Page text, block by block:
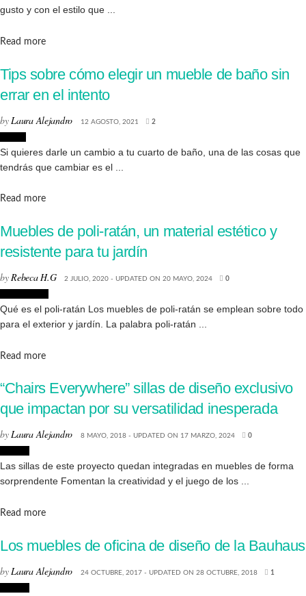
gusto y con el estilo que ...
Read moreDetails
Tips sobre cómo elegir un mueble de baño sin
errar en el intento
by Laura Alejandro 12 AGOSTO, 2021 2
Si quieres darle un cambio a tu cuarto de baño, una de las cosas que
tendrás que cambiar es el ...
Read moreDetails
Muebles de poli-ratán, un material estético y
resistente para tu jardín
byRebeca H.G 2 JULIO, 2020 - UPDATED ON 20 MAYO, 2024 0
Qué es el poli-ratán Los muebles de poli-ratán se emplean sobre todo
para el exterior y jardín. La palabra poli-ratán ...
Read moreDetails
“Chairs Everywhere” sillas de diseño exclusivo
que impactan por su versatilidad inesperada
byLaura Alejandro 8 MAYO, 2018 - UPDATED ON 17 MARZO, 2024 0
Las sillas de este proyecto quedan integradas en muebles de forma
sorprendente Fomentan la creatividad y el juego de los ...
Read moreDetails
Los muebles de oficina de diseño de la Bauhaus
by Laura Alejandro 24 OCTUBRE, 2017 - UPDATED ON 28 OCTUBRE, 2018 1